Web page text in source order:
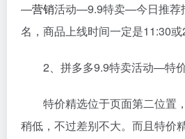
—营销活动—9.9特卖—今日推荐
名，商品上线时间一定是11:30或
2、拼多多9.9特卖活动—特
特价精选位于页面第二位置
稍低，不过差别不大。而且特价